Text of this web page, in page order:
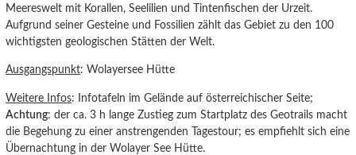
Meereswelt mit Korallen, Seelilien und Tintenfischen der Urzeit.
Aufgrund seiner Gesteine und Fossilien zählt das Gebiet zu den 100
wichtigsten geologischen Stätten der Welt.
Ausgangspunkt: Wolayersee Hütte
Weitere Infos: Infotafeln im Gelände auf österreichischer Seite;
Achtung: der ca. 3 h lange Zustieg zum Startplatz des Geotrails macht
die Begehung zu einer anstrengenden Tagestour; es empfiehlt sich eine
Übernachtung in der Wolayer See Hütte.